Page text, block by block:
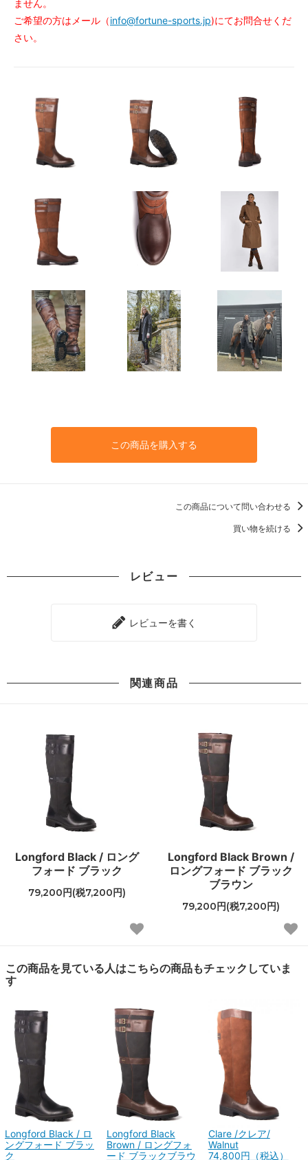
ません。
ご希望の方はメール（info@fortune-sports.jp)にてお問合せくだ
さい。
この商品を購入する
この商品について問い合わせる
買い物を続ける
レビュー
レビューを書く
関連商品
Longford Black / ロング
フォード ブラック
79,200円(税7,200円)
Longford Black Brown /
ロングフォード ブラック
ブラウン
79,200円(税7,200円)
この商品を見ている人はこちらの商品もチェックしていま
す
Longford Black / ロ
ングフォード ブラッ
ク
Longford Black
Brown / ロングフォ
ード ブラックブラウ
Clare /クレア/
Walnut
74,800円（税込）